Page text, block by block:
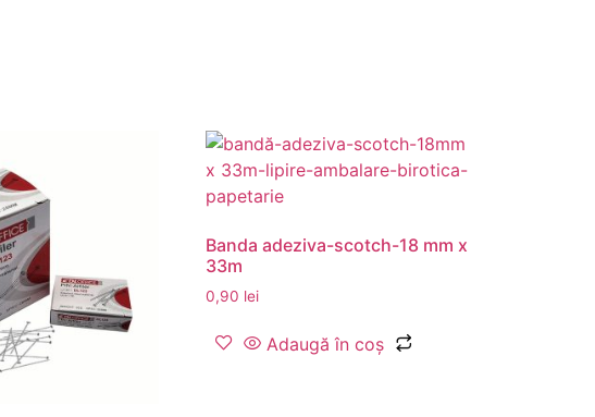
Banda adeziva-scotch-18 mm x
33m
0,90 lei
Adaugă în coș